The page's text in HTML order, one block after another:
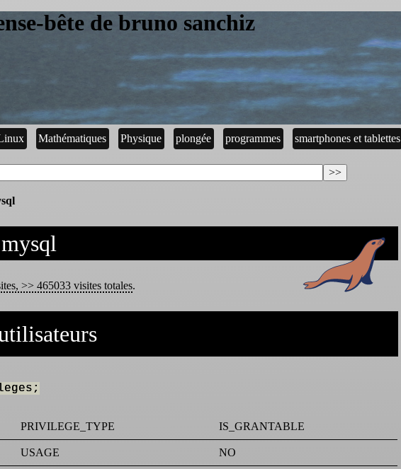
bête de bruno sanchiz
Mathématiques Physique plongée programmes smartphones et tablettes
>> 465033 visites totales.
PRIVILEGE_TYPE IS_GRANTABLE
USAGE NO